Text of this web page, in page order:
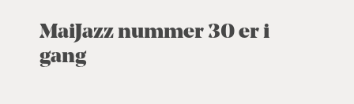
MaiJazz nummer 30 er i
gang